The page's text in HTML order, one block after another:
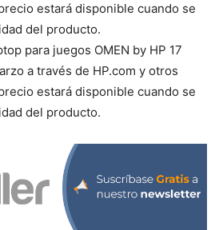
estará disponible cuando se
del producto.
para juegos OMEN by HP 17
a través de HP.com y otros
estará disponible cuando se
del producto.